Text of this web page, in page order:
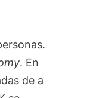
. En
de a